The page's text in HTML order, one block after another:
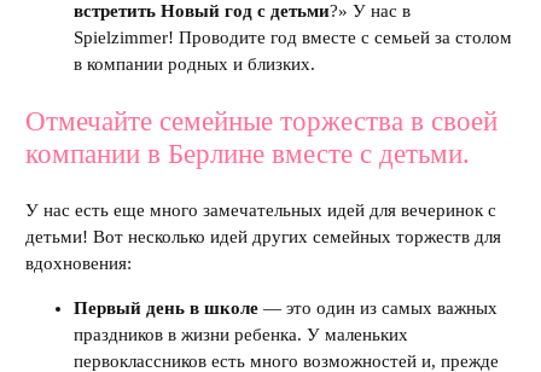
встретить Новый год с детьми?» У нас в
Spielzimmer! Проводите год вместе с семьей за столом
в компании родных и близких.
Отмечайте семейные торжества в своей
компании в Берлине вместе с детьми.
У нас есть еще много замечательных идей для вечеринок с
детьми! Вот несколько идей других семейных торжеств для
вдохновения:
Первый день в школе — это один из самых важных
праздников в жизни ребенка. У маленьких
первоклассников есть много возможностей и, прежде